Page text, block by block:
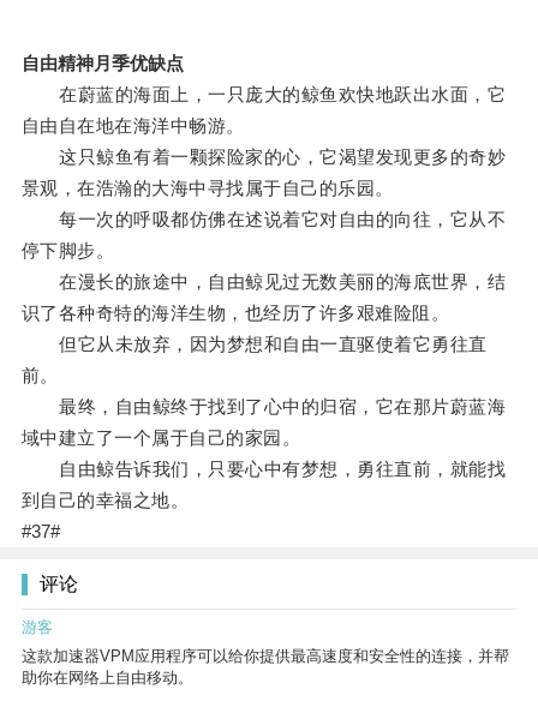
自由精神月季优缺点
在蔚蓝的海面上，一只庞大的鲸鱼欢快地跃出水面，它
自由自在地在海洋中畅游。
这只鲸鱼有着一颗探险家的心，它渴望发现更多的奇妙
景观，在浩瀚的大海中寻找属于自己的乐园。
每一次的呼吸都仿佛在述说着它对自由的向往，它从不
停下脚步。
在漫长的旅途中，自由鲸见过无数美丽的海底世界，结
识了各种奇特的海洋生物，也经历了许多艰难险阻。
但它从未放弃，因为梦想和自由一直驱使着它勇往直
前。
最终，自由鲸终于找到了心中的归宿，它在那片蔚蓝海
域中建立了一个属于自己的家园。
自由鲸告诉我们，只要心中有梦想，勇往直前，就能找
到自己的幸福之地。
#37#
评论
游客
这款加速器VPM应用程序可以给你提供最高速度和安全性的连接，并帮
助你在网络上自由移动。